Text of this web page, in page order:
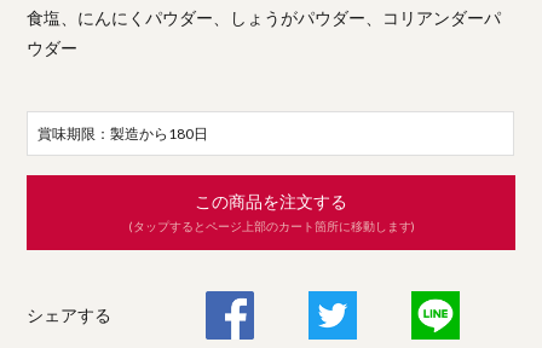
食塩、にんにくパウダー、しょうがパウダー、コリアンダーパ
ウダー
賞味期限：製造から180日
この商品を注文する
(タップするとページ上部のカート箇所に移動します)
シェアする